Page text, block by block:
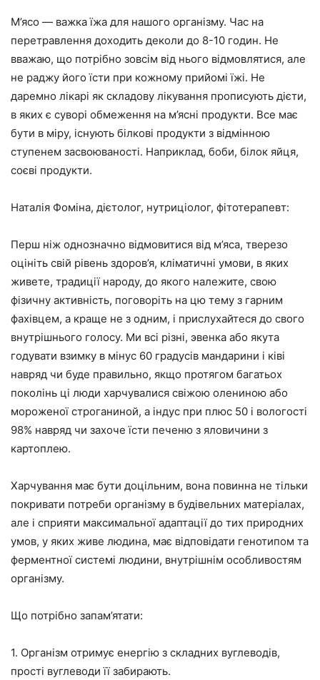
М’ясо — важка їжа для нашого організму. Час на
перетравлення доходить деколи до 8-10 годин. Не
вважаю, що потрібно зовсім від нього відмовлятися, але
не раджу його їсти при кожному прийомі їжі. Не
даремно лікарі як складову лікування прописують дієти,
в яких є суворі обмеження на м’ясні продукти. Все має
бути в міру, існують білкові продукти з відмінною
ступенем засвоюваності. Наприклад, боби, білок яйця,
соєві продукти.
Наталія Фоміна, дієтолог, нутриціолог, фітотерапевт:
Перш ніж однозначно відмовитися від м’яса, тверезо
оцініть свій рівень здоров’я, кліматичні умови, в яких
живете, традиції народу, до якого належите, свою
фізичну активність, поговоріть на цю тему з гарним
фахівцем, а краще не з одним, і прислухайтеся до свого
внутрішнього голосу. Ми всі різні, эвенка або якута
годувати взимку в мінус 60 градусів мандарини і ківі
навряд чи буде правильно, якщо протягом багатьох
поколінь ці люди харчувалися свіжою олениною або
мороженої строганиной, а індус при плюс 50 і вологості
98% навряд чи захоче їсти печеню з яловичини з
картоплею.
Харчування має бути доцільним, вона повинна не тільки
покривати потреби організму в будівельних матеріалах,
але і сприяти максимальної адаптації до тих природних
умов, у яких живе людина, має відповідати генотипом та
ферментної системі людини, внутрішнім особливостям
організму.
Що потрібно запам’ятати:
1. Організм отримує енергію з складних вуглеводів,
прості вуглеводи її забирають.